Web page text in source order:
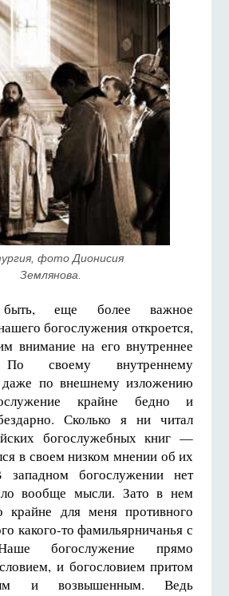
Землянова.
еще более важное
богослужения откроется,
внимание на его внутреннее
По своему внутреннему
по внешнему изложению
крайне бедно и
Сколько я ни читал
богослужебных книг —
в своем низком мнении об их
западном богослужении нет
вообще мысли. Зато в нем
крайне для меня противного
какого-то фамильярничанья с
богослужение прямо
и богословием притом
и возвышенным. Ведь